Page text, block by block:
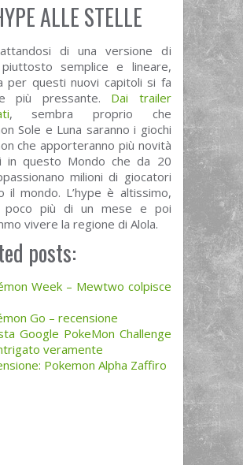
ALLE STELLE
di una versione di
semplice e lineare,
per questi nuovi capitoli si fa
più pressante. Dai trailer
, sembra proprio che
Sole e Luna saranno i giochi
che apporteranno più novità
in questo Mondo che da 20
milioni di giocatori
il mondo. L’hype è altissimo,
poco più di un mese e poi
vivere la regione di Alola.
posts:
Week – Mewtwo colpisce
Go – recensione
Google PokeMon Challenge
veramente
Pokemon Alpha Zaffiro